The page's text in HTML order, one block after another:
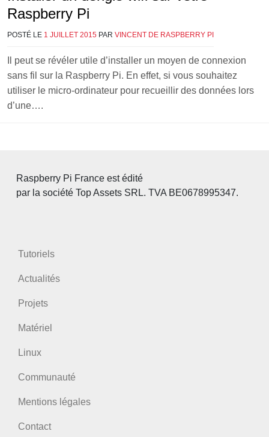
Raspberry Pi
POSTÉ LE 1 JUILLET 2015 PAR VINCENT DE RASPBERRY PI
Il peut se révéler utile d’installer un moyen de connexion
sans fil sur la Raspberry Pi. En effet, si vous souhaitez
utiliser le micro-ordinateur pour recueillir des données lors
d’une….
Raspberry Pi France est édité
par la société Top Assets SRL. TVA BE0678995347.
Tutoriels
Actualités
Projets
Matériel
Linux
Communauté
Mentions légales
Contact